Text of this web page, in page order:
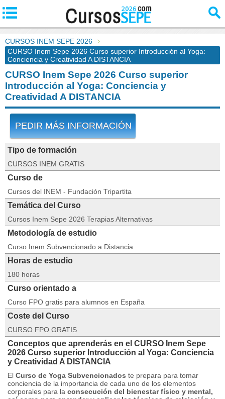
CURSOS INEM SEPE 2026
CURSO Inem Sepe 2026 Curso superior Introducción al Yoga:
Conciencia y Creatividad A DISTANCIA
CURSO Inem Sepe 2026 Curso superior
Introducción al Yoga: Conciencia y
Creatividad A DISTANCIA
PEDIR MÁS INFORMACIÓN
Tipo de formación
CURSOS INEM GRATIS
Curso de
Cursos del INEM - Fundación Tripartita
Temática del Curso
Cursos Inem Sepe 2026 Terapias Alternativas
Metodología de estudio
Curso Inem Subvencionado a Distancia
Horas de estudio
180 horas
Curso orientado a
Curso FPO gratis para alumnos en España
Coste del Curso
CURSO FPO GRATIS
Conceptos que aprenderás en el CURSO Inem Sepe
2026 Curso superior Introducción al Yoga: Conciencia
y Creatividad A DISTANCIA
El Curso de Yoga Subvencionados te prepara para tomar
conciencia de la importancia de cada uno de los elementos
corporales para la consecución del bienestar físico y mental,